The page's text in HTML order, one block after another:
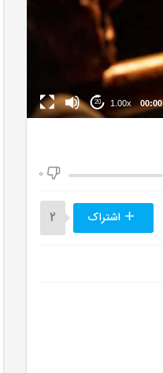
00:00
1.00x
20
0
اشتراک 2